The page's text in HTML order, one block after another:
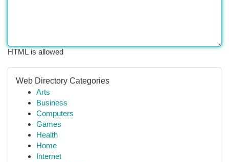
HTML is allowed
Web Directory Categories
Arts
Business
Computers
Games
Health
Home
Internet